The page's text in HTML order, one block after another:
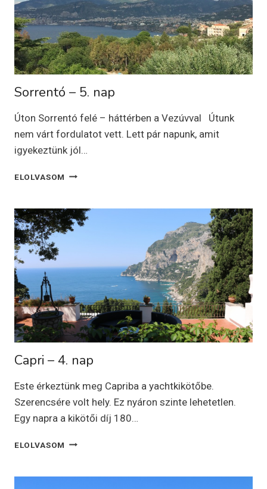
NAP
Sorrentó – 5. nap
Úton Sorrentó felé – háttérben a Vezúvval Útunk
nem várt fordulatot vett. Lett pár napunk, amit
igyekeztünk jól…
ELOLVASOM SORRENTÓ
NAP
Capri – 4. nap
Este érkeztünk meg Capriba a yachtkikötőbe.
Szerencsére volt hely. Ez nyáron szinte lehetetlen.
Egy napra a kikötői díj 180…
ELOLVASOM CAPRI
NAP